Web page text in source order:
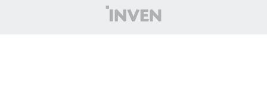
(주)
인